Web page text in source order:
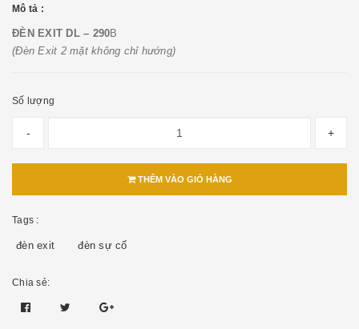
Mô tả :
ĐÈN EXIT DL – 290B
(Đèn Exit 2 mặt không chỉ hướng)
Số lượng
- +
THÊM VÀO GIỎ HÀNG
Tags :
đèn exit đèn sự cố
Chia sẻ: